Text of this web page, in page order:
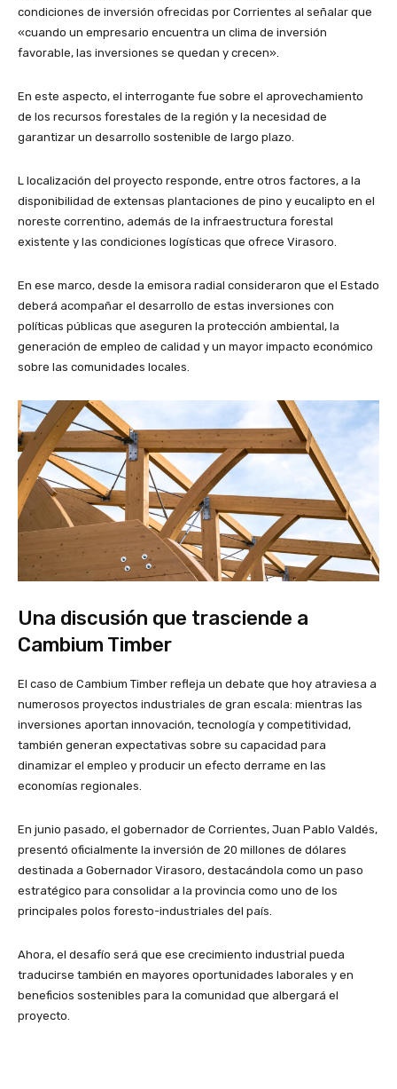
condiciones de inversión ofrecidas por Corrientes al señalar que
«cuando un empresario encuentra un clima de inversión
favorable, las inversiones se quedan y crecen».
En este aspecto, el interrogante fue sobre el aprovechamiento
de los recursos forestales de la región y la necesidad de
garantizar un desarrollo sostenible de largo plazo.
L localización del proyecto responde, entre otros factores, a la
disponibilidad de extensas plantaciones de pino y eucalipto en el
noreste correntino, además de la infraestructura forestal
existente y las condiciones logísticas que ofrece Virasoro.
En ese marco, desde la emisora radial consideraron que el Estado
deberá acompañar el desarrollo de estas inversiones con
políticas públicas que aseguren la protección ambiental, la
generación de empleo de calidad y un mayor impacto económico
sobre las comunidades locales.
Una discusión que trasciende a
Cambium Timber
El caso de Cambium Timber refleja un debate que hoy atraviesa a
numerosos proyectos industriales de gran escala: mientras las
inversiones aportan innovación, tecnología y competitividad,
también generan expectativas sobre su capacidad para
dinamizar el empleo y producir un efecto derrame en las
economías regionales.
En junio pasado, el gobernador de Corrientes, Juan Pablo Valdés,
presentó oficialmente la inversión de 20 millones de dólares
destinada a Gobernador Virasoro, destacándola como un paso
estratégico para consolidar a la provincia como uno de los
principales polos foresto-industriales del país.
Ahora, el desafío será que ese crecimiento industrial pueda
traducirse también en mayores oportunidades laborales y en
beneficios sostenibles para la comunidad que albergará el
proyecto.